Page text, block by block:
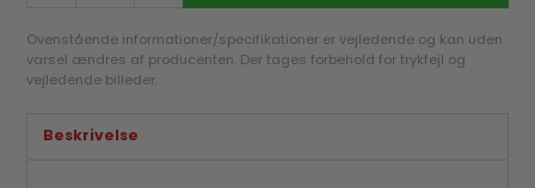
Ovenstående informationer/specifikationer er vejledende og kan uden
varsel ændres af producenten. Der tages forbehold for trykfejl og
vejledende billeder.
Beskrivelse